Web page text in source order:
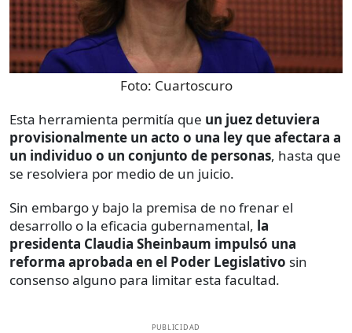
Foto: Cuartoscuro
Esta herramienta permitía que un juez detuviera
provisionalmente un acto o una ley que afectara a
un individuo o un conjunto de personas, hasta que
se resolviera por medio de un juicio.
Sin embargo y bajo la premisa de no frenar el
desarrollo o la eficacia gubernamental, la
presidenta Claudia Sheinbaum impulsó una
reforma aprobada en el Poder Legislativo sin
consenso alguno para limitar esta facultad.
PUBLICIDAD